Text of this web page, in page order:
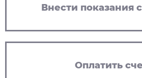
Внести показания
Оплатить